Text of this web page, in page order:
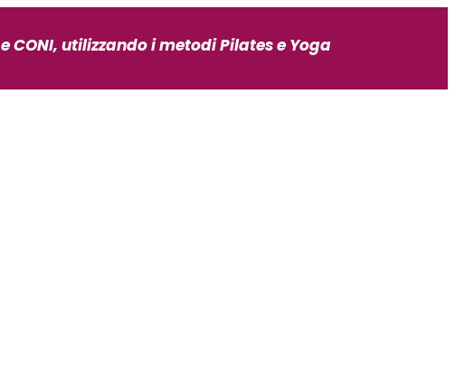
e CONI, utilizzando i metodi Pilates e Yoga